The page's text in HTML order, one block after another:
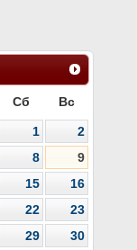
Сб Вс
1
2
8
9
15
16
22
23
29
30